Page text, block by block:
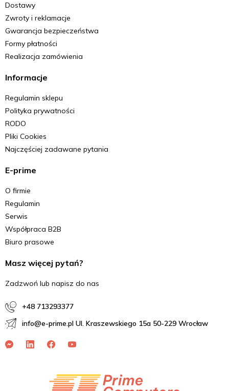
Dostawy
Zwroty i reklamacje
Gwarancja bezpieczeństwa
Formy płatności
Realizacja zamówienia
Informacje
Regulamin sklepu
Polityka prywatności
RODO
Pliki Cookies
Najczęściej zadawane pytania
E-prime
O firmie
Regulamin
Serwis
Współpraca B2B
Biuro prasowe
Masz więcej pytań?
Zadzwoń lub napisz do nas
+48 713293377
info@e-prime.pl Ul. Kraszewskiego 15a 50-229 Wrocław